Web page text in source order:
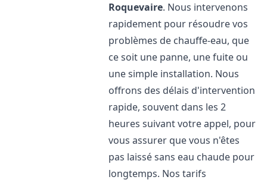
Roquevaire. Nous intervenons
rapidement pour résoudre vos
problèmes de chauffe-eau, que
ce soit une panne, une fuite ou
une simple installation. Nous
offrons des délais d'intervention
rapide, souvent dans les 2
heures suivant votre appel, pour
vous assurer que vous n'êtes
pas laissé sans eau chaude pour
longtemps. Nos tarifs